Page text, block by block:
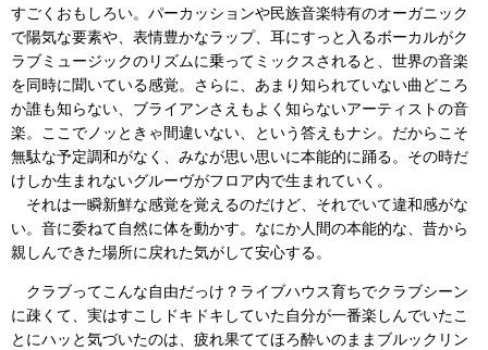
すごくおもしろい。パーカッションや民族音楽特有のオーガニック
で陽気な要素や、表情豊かなラップ、耳にすっと入るボーカルがク
ラブミュージックのリズムに乗ってミックスされると、世界の音楽
を同時に聞いている感覚。さらに、あまり知られていない曲どころ
か誰も知らない、ブライアンさえもよく知らないアーティストの音
楽。ここでノッときゃ間違いない、という答えもナシ。だからこそ
無駄な予定調和がなく、みなが思い思いに本能的に踊る。その時だ
けしか生まれないグルーヴがフロア内で生まれていく。
それは一瞬新鮮な感覚を覚えるのだけど、それでいて違和感がな
い。音に委ねて自然に体を動かす。なにか人間の本能的な、昔から
親しんできた場所に戻れた気がして安心する。
クラブってこんな自由だっけ？ライブハウス育ちでクラブシーン
に疎くて、実はすこしドキドキしていた自分が一番楽しんでいたこ
とにハッと気づいたのは、疲れ果ててほろ酔いのままブルックリン